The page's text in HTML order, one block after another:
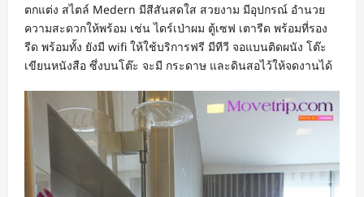
ตกแต่ง สไตล์ Medern มีสีสันสดใส สวยงาม มีอุปกรณ์ อำนวย
ความสะดวกให้พร้อม เช่น ไดร์เป่าผม ตู้เซฟ เตารีด พร้อมที่รอง
รีด พร้อมทั้ง ยังมี wifi ให้ใช้บริการฟรี มีทีวี จอแบนติดผนัง โต๊ะ
เขียนหนังสือ ซึ่งบนโต๊ะ จะมี กระดาษ และดินสอไว้ให้จดงานได้